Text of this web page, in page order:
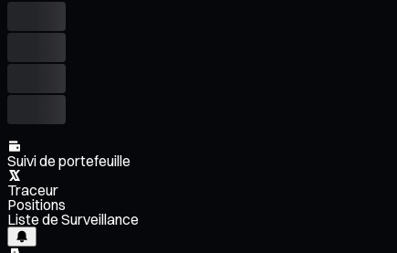
Suivi de portefeuille
Traceur
Positions
Liste de Surveillance